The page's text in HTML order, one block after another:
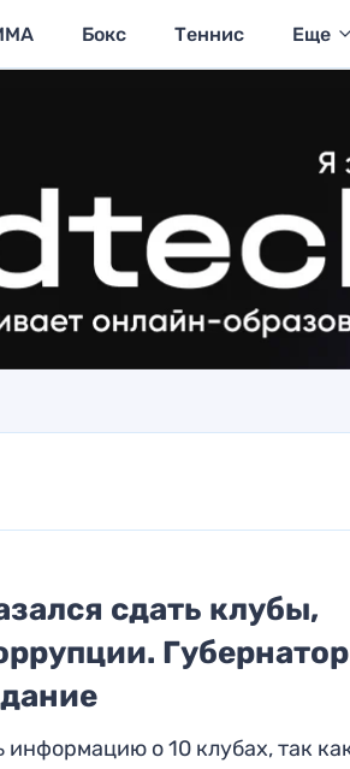
Бокс Теннис Еще
сдать клубы,
Губернатор
о 10 клубах, так